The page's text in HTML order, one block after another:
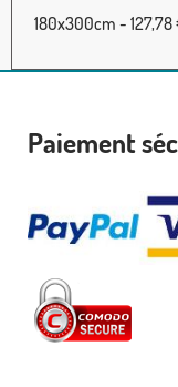
180x300cm -
Paiement